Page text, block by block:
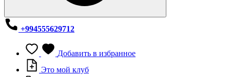
+994555629712
Добавить в избранное
Это мой клуб